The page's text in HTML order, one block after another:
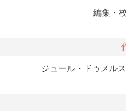
編集・
ジュール・ドゥメル